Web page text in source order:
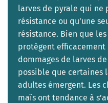
larves de pyrale qui ne
résistance ou qu’une
résistance. Bien que
protègent efficacement
dommages de larves
possible que certaines
adultes émergent. Les
maïs ont tendance à